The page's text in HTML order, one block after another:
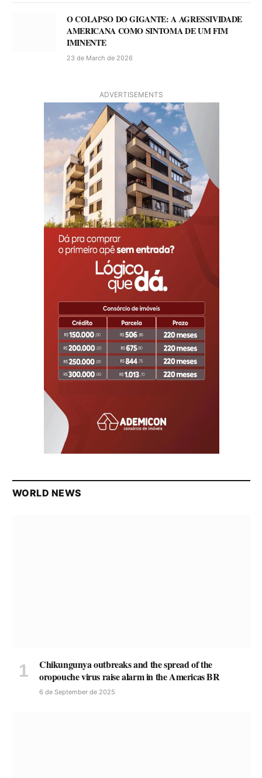
O COLAPSO DO GIGANTE: A AGRESSIVIDADE
AMERICANA COMO SINTOMA DE UM FIM
IMINENTE
23 de March de 2026
ADVERTISEMENTS
WORLD NEWS
Chikungunya outbreaks and the spread of the
oropouche virus raise alarm in the Americas BR
6 de September de 2025